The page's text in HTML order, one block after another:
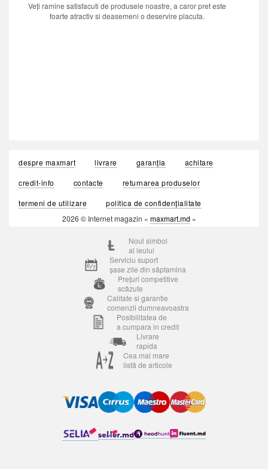
Veți ramine satisfacuti de produsele noastre, a caror pret este
foarte atractiv si deasemeni o deservire placuta.
despre maxmart livrare garanția
achitare
credit-info
contacte
returnarea produselor
termeni de utilizare
politica de confidențialitate
2026 © Internet magazin « maxmart.md »
Noul simbol
al leului
Serviciu suport
șase zile din săptamina
Prețuri competitive
scăzute
Calitate si garantie
comenzii dumneavoastra
Posibilitatea de
a cumpara in credit
Livrare
rapida
Cea mai mare
listă de articole